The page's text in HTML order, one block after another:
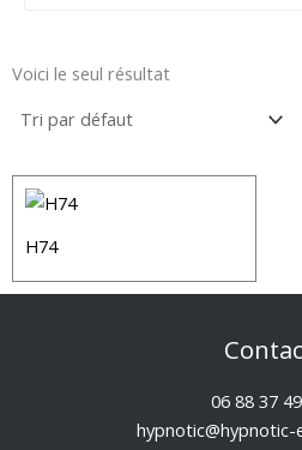
Voici le seul résultat
H74
06 88 37
hypnotic@hypnotic-